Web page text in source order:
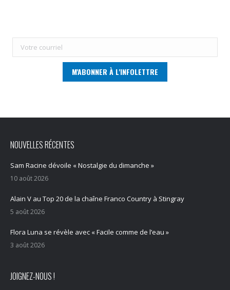
NOUVELLES RÉCENTES
Sam Racine dévoile « Nostalgie du dimanche »
10 août 2026
Alain V au Top 20 de la chaîne Franco Country à Stingray
5 août 2026
Flora Luna se révèle avec « Facile comme de l’eau »
3 août 2026
JOIGNEZ-NOUS !